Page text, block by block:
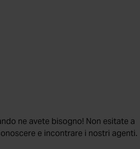
ne avete bisogno! Non esitate a
e incontrare i nostri agenti.